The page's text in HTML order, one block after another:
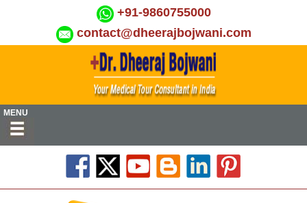
+91-9860755000
contact@dheerajbojwani.com
MENU